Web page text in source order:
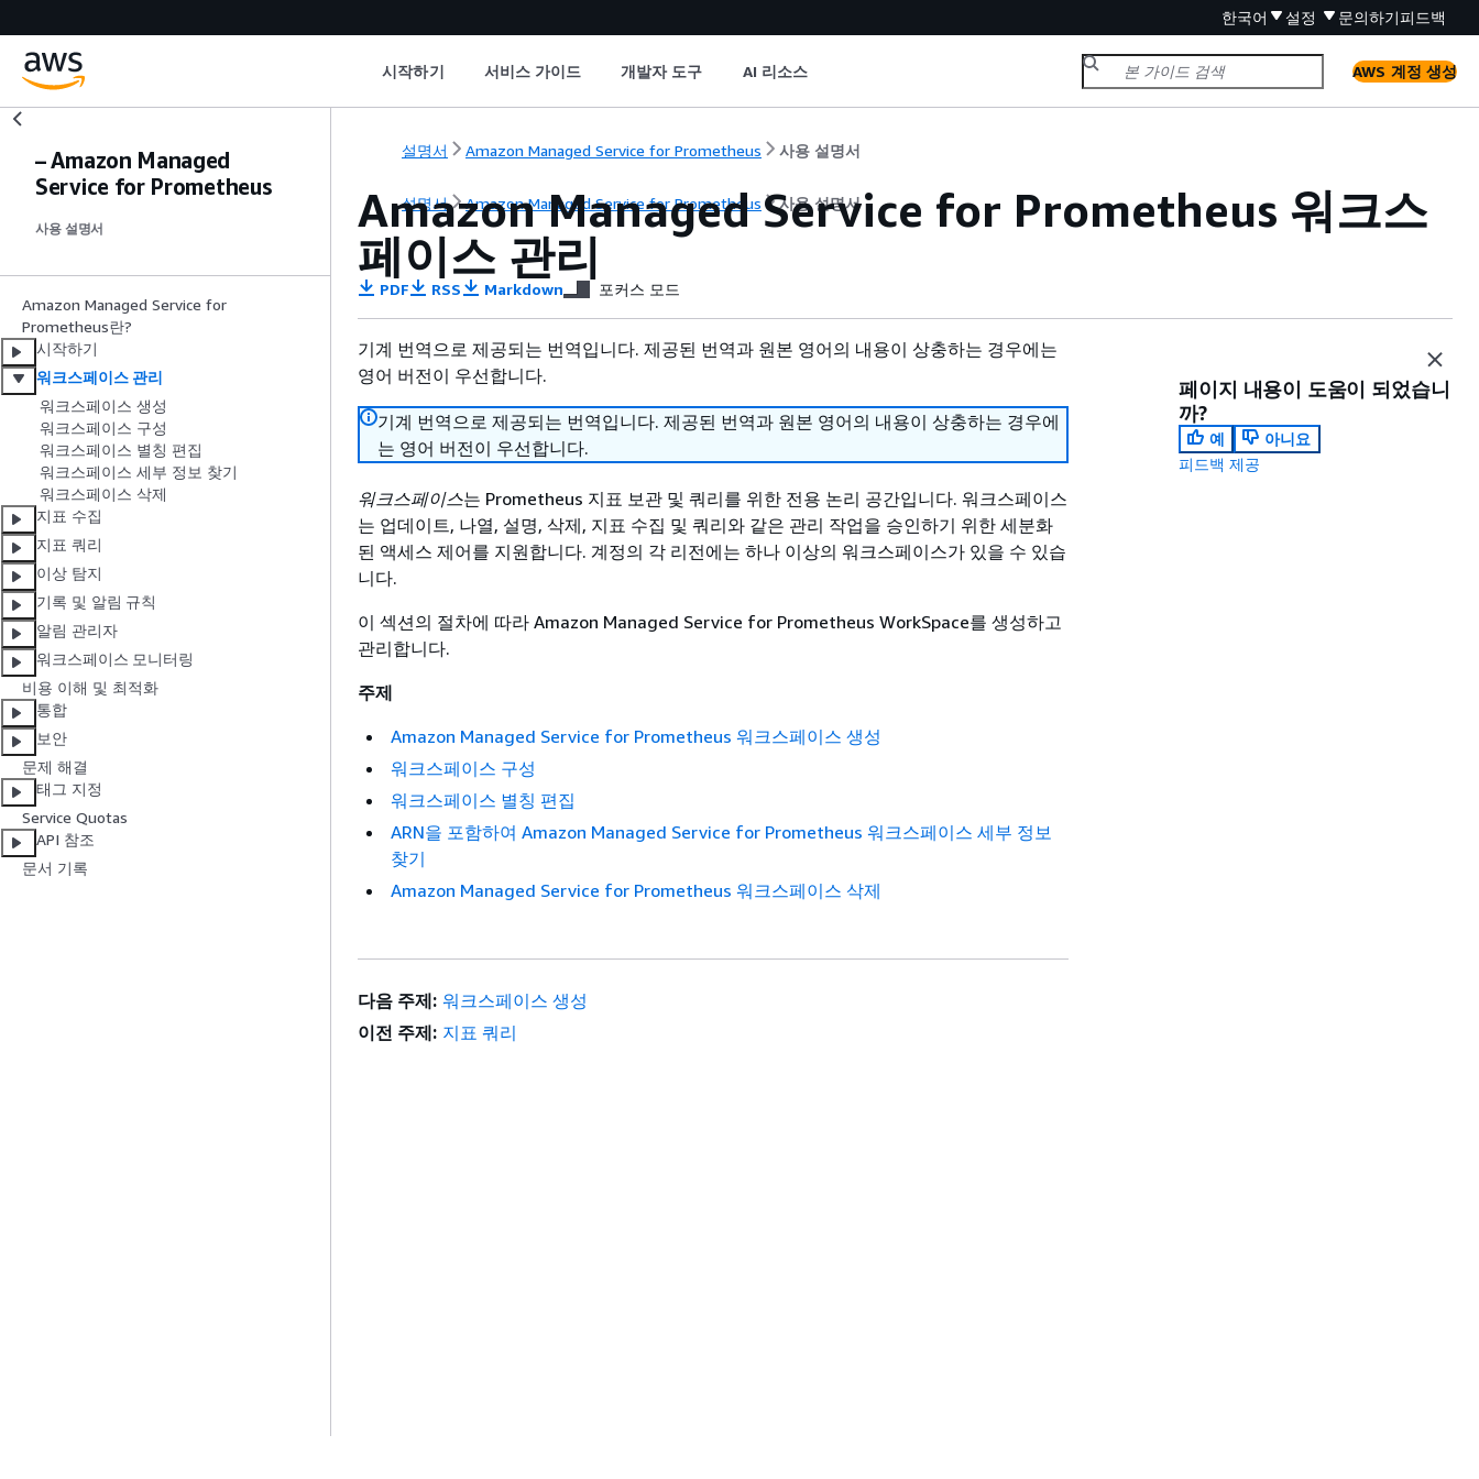
한국어 설정 문의하기피드백
시작하기 서비스 가이드 개발자 도구 AI 리소스 AWS 계정 생성
– Amazon Managed
Service for Prometheus
사용 설명서
Amazon Managed Service for
Prometheus란?
시작하기
워크스페이스 관리
워크스페이스 생성
워크스페이스 구성
워크스페이스 별칭 편집
워크스페이스 세부 정보 찾기
워크스페이스 삭제
지표 수집
지표 쿼리
이상 탐지
기록 및 알림 규칙
알림 관리자
워크스페이스 모니터링
비용 이해 및 최적화
통합
보안
문제 해결
태그 지정
Service Quotas
API 참조
문서 기록
설명서 Amazon Managed Service for Prometheus 사용 설명서
설명서 Amazon Managed Service for Prometheus 사용 설명서
Amazon Managed Service for Prometheus 워크스
페이스 관리
PDF RSS Markdown 포커스 모드
기계 번역으로 제공되는 번역입니다. 제공된 번역과 원본 영어의 내용이 상충하는 경우에는
영어 버전이 우선합니다.
기계 번역으로 제공되는 번역입니다. 제공된 번역과 원본 영어의 내용이 상충하는 경우에
는 영어 버전이 우선합니다.
워크스페이스는 Prometheus 지표 보관 및 쿼리를 위한 전용 논리 공간입니다. 워크스페이스
는 업데이트, 나열, 설명, 삭제, 지표 수집 및 쿼리와 같은 관리 작업을 승인하기 위한 세분화
된 액세스 제어를 지원합니다. 계정의 각 리전에는 하나 이상의 워크스페이스가 있을 수 있습
니다.
이 섹션의 절차에 따라 Amazon Managed Service for Prometheus WorkSpace를 생성하고
관리합니다.
주제
Amazon Managed Service for Prometheus 워크스페이스 생성
워크스페이스 구성
워크스페이스 별칭 편집
ARN을 포함하여 Amazon Managed Service for Prometheus 워크스페이스 세부 정보
찾기
Amazon Managed Service for Prometheus 워크스페이스 삭제
페이지 내용이 도움이 되었습니
까?
예
아니요
피드백 제공
다음 주제: 워크스페이스 생성
이전 주제: 지표 쿼리